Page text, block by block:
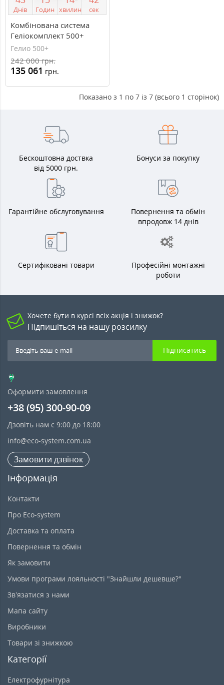
Днів Годин хвилин сек
Комбінована система
Геліокомплект 500+
Гелио 500+
242 000грн.
135 061 грн.
Показано з 1 по 7 із 7 (всього 1 сторінок)
Бескоштовна доствка
від 5000 грн.
Бонуси за покупку
Гарантійне обслуговування
Повернення та обмін
впродовж 14 днів
Сертифіковані товари
Професійні монтажні
роботи
Хочете бути в курсі всіх акція і знижок?
Підпишіться на нашу розсилку
Підписатись
Оформити замовлення
+38 (95) 300-90-09
Дзовіть нам с 9:00 до 18:00
info@eco-system.com.ua
Замовити дзвінок
Інформація
Контакти
Про Eco-system
Доставка та оплата
Повернення та обмін
Як замовити
Умови програми лояльності "Знайшли дешевше?"
Зв’язатися з нами
Мапа сайту
Виробники
Товари зі знижкою
Категорії
Електрофурнітура